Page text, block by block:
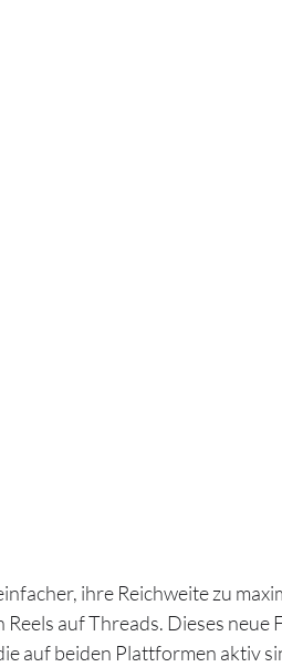
ihre Reichweite zu
auf Threads. Dieses neue
auf beiden Plattformen aktiv